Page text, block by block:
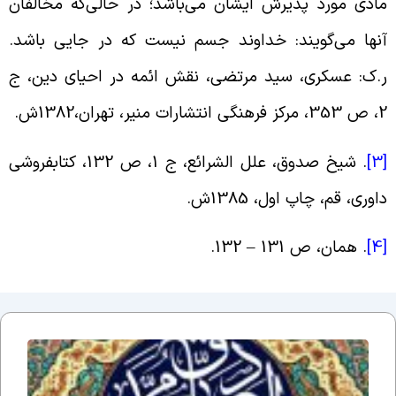
مى‏‌گویند: خداوند جسم نیست که در جایى باشد.
عسکرى‏، سید مرتضى، نقش ائمه در احیاى دین‏، ج
. شیخ صدوق، علل الشرائع، ج 1، ص 132، کتابفروشی
قم، چاپ اول، 1385ش.
. همان، ص 131 – 132.
اَلسَلامُ
عَلَیکَ
اَبا